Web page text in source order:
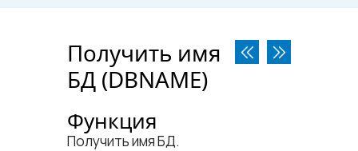
Получить имя
БД (DBNAME)
Функция
Получить имя БД.